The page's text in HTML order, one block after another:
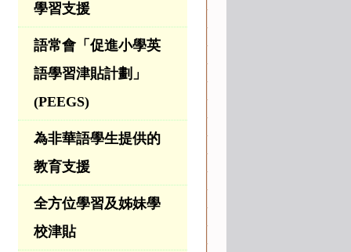
學習支援
語常會「促進小學英
語學習津貼計劃」
(PEEGS)
為非華語學生提供的
教育支援
全方位學習及姊妹學
校津貼